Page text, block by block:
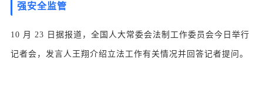
强安全监管
10 月 23 日据报道，全国人大常委会法制工作委员会今日举行
记者会，发言人王翔介绍立法工作有关情况并回答记者提问。